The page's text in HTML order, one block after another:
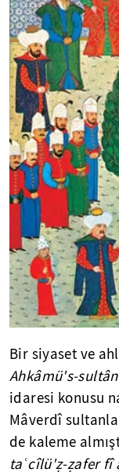
Bir siyaset ve
Ahkâmü's-
idaresi konusu
Mâverdî
de kaleme
taʿcîlü'ẓ-ẓafer